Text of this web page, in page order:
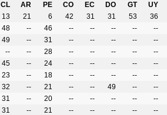
CL AR PE CO EC DO GT
UY
13 21 6 42 31 31 53
36
48 -- 46 -- -- -- --
--
49 -- 31 -- -- -- --
--
-- -- 28 -- -- -- --
--
45 -- 24 -- -- -- --
--
23 -- 18 -- -- -- --
--
32 -- 21 -- -- 49 --
--
31 -- 20 -- -- -- --
--
31 -- 21 -- -- -- --
--